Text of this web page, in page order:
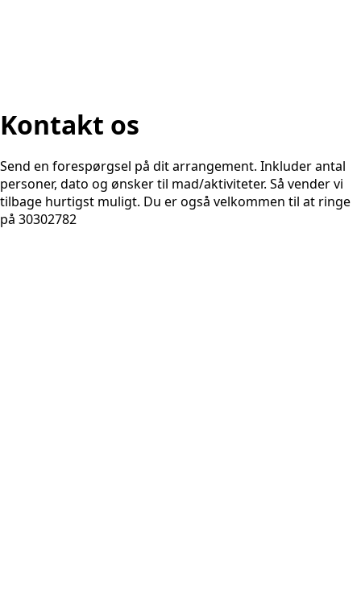
Kontakt os
Send en forespørgsel på dit arrangement. Inkluder antal
personer, dato og ønsker til mad/aktiviteter. Så vender vi
tilbage hurtigst muligt. Du er også velkommen til at ringe
på 30302782